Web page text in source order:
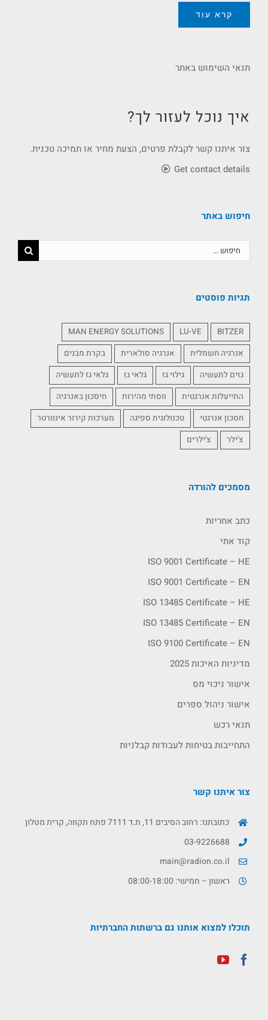
קרא עוד
תנאי השימוש באתר
איך נוכל לעזור לך?
צור איתנו קשר לקבלת פרטים, הצעת מחיר או תמיכה טכנית.
Get contact details
חיפוש באתר
תגיות פוסטים
BITZER
LU-VE
MAN ENERGY SOLUTIONS
אנרגיה חשמלית
אנרגיה סולארית
בקרת מבנים
גזים לתעשיה
גילוי גז גלאי גז
גלאי גז לתעשיה
התייעלות אנרגטית
ווסתי מהירות
חיסכון באנרגיה
חסכון אנרגטי
טכנולוגית ספיגה
מערכות קירור אינוורטר
צ'ילר
צ'ילרים
מסמכים להורדה
כתב אחריות
קוד אתי
ISO 9001 Certificate – HE
ISO 9001 Certificate – EN
ISO 13485 Certificate – HE
ISO 13485 Certificate – EN
ISO 9100 Certificate – EN
מדיניות האיכות 2025
אישור ניכוי מס
אישור ניהול ספרים
תנאי רכש
התחייבות בטיחות לעבודות קבלניות
צור איתנו קשר
כתובתנו: רחוב הסיבים 11, ת.ד 7111 פתח תקווה, קרית מטלון
03-9226688
main@radion.co.il
ראשון – חמישי: 08:00-18:00
תוכלו למצוא אותנו גם ברשתות החברתיות